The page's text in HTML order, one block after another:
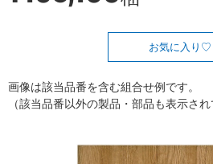
お気に入り
画像は該当品番を含む組合せ例です。
（該当品番以外の製品・部品も表示され